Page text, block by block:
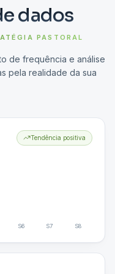
dados
PASTORAL
de frequência e análise
pela realidade da sua
Tendência positiva
S6 S7 S8